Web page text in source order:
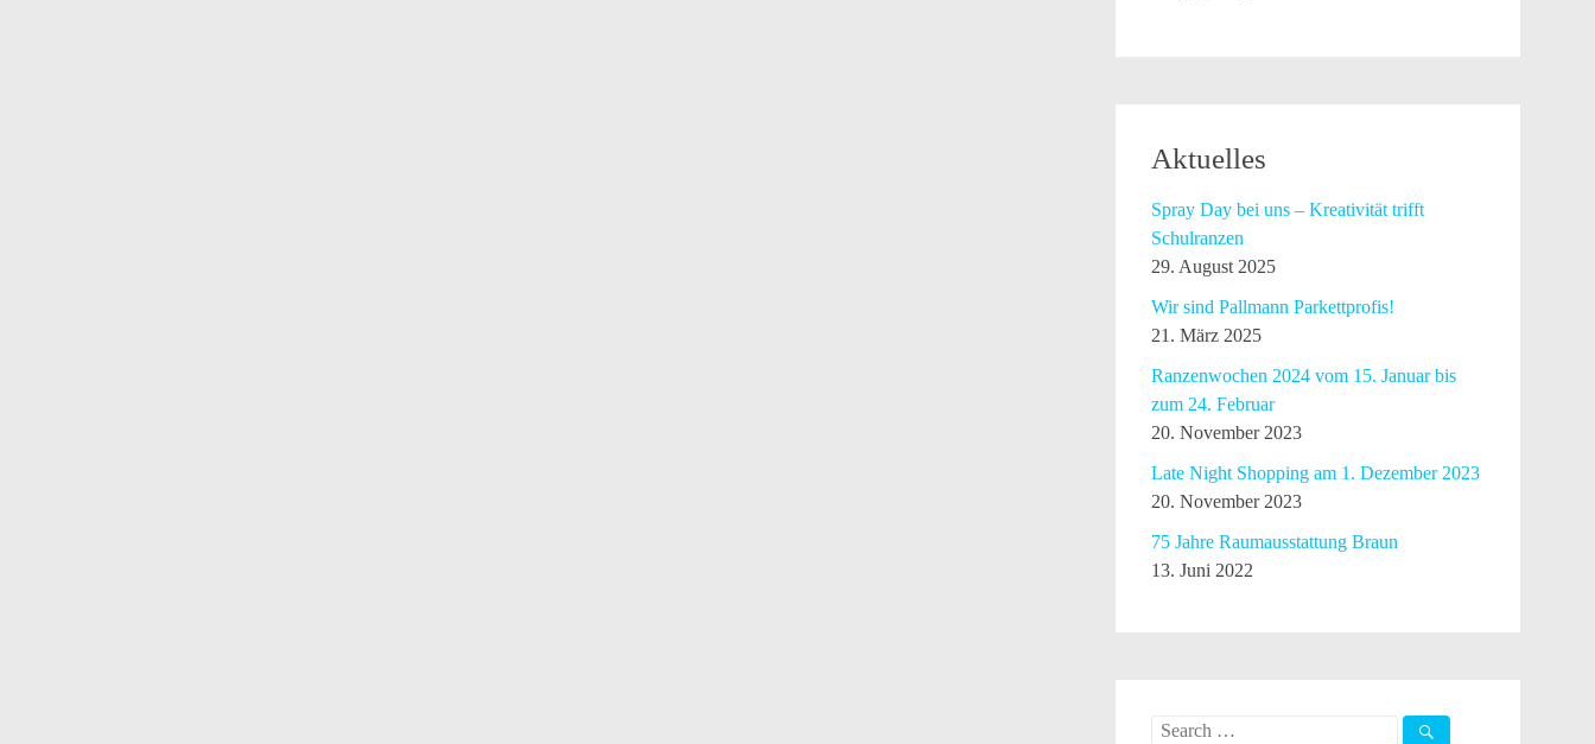
Aktuelles
Spray Day bei uns – Kreativität trifft
Schulranzen
29. August 2025
Wir sind Pallmann Parkettprofis!
21. März 2025
Ranzenwochen 2024 vom 15. Januar bis
zum 24. Februar
20. November 2023
Late Night Shopping am 1. Dezember 2023
20. November 2023
75 Jahre Raumausstattung Braun
13. Juni 2022
Search